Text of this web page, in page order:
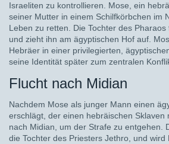
Israeliten zu kontrollieren. Mose, ein
seiner Mutter in einem Schilfkörbchen im
Leben zu retten. Die Tochter des
und zieht ihn am ägyptischen Hof auf.
Hebräer in einer privilegierten,
seine Identität später zum zentralen
Flucht nach Midian
Nachdem Mose als junger Mann einen
erschlägt, der einen hebräischen Sklaven
nach Midian, um der Strafe zu entgehen.
die Tochter des Priesters Jethro, und wird